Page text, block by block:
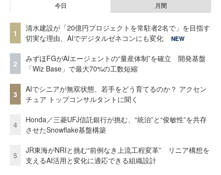
今日 月間
1
清水建設が「20億円プロジェクトを常駐者2名で」を目指す
切実な理由、AIでデジタルゼネコンにも変化
NEW
2
みずほFGがAIエージェントの“量産体制”を確立 開発基盤
「Wiz Base」で最大70%の工数短縮
3
AIでシニアが無双状態、若手をどう育てるのか？ アクセン
チュア トップコンサルタントに聞く
4
Honda／三菱UFJ信託銀行が挑む、“統治”と“俊敏性”を共存
させたSnowflake基盤構築
5
JR東海がNRIと挑む“前例なき上流工程変革” リニア構想を
支えるAI活用と変化に適応できる組織設計